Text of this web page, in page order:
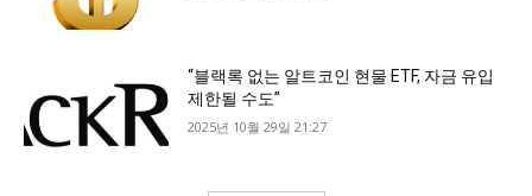
“블랙록 없는 알트코인 현물 ETF, 자금 유입
제한될 수도”
2025년 10월 29일 21:27